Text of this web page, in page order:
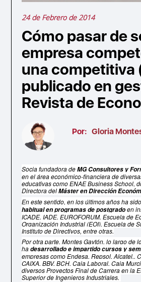
24 de Febrero de 2014
Cómo pasar de
empresa
una competitiva
publicado en
Revista de
Por: Gloria
Socia fundadora deMG Consultores y
en el área económico-financiera de
educativas como ENAE Business School,
Directora delMáster en Dirección
En este sentido, en los últimos años ha
habitual en programas de postgradoen
ICADE, IADE, EUROFORUM, Escuela de
Organización Industrial (EOI), Escuela de
Instituto de Directivos, entre otras.
Por otra parte, Montes Gaytón, lo largo de
hadesarrollado e impartido cursos y
empresas como Endesa, Repsol, Alcatel,,
CAIXA, BBV, BCH, Caja Laboral, Caja
diversos Proyectos Final de Carrera en la
Superior de Ingenieros Industriales.